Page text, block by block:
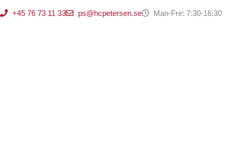
+45 76 73 11 33 ps@hcpetersen.se Man-Fre: 7:30-16:30